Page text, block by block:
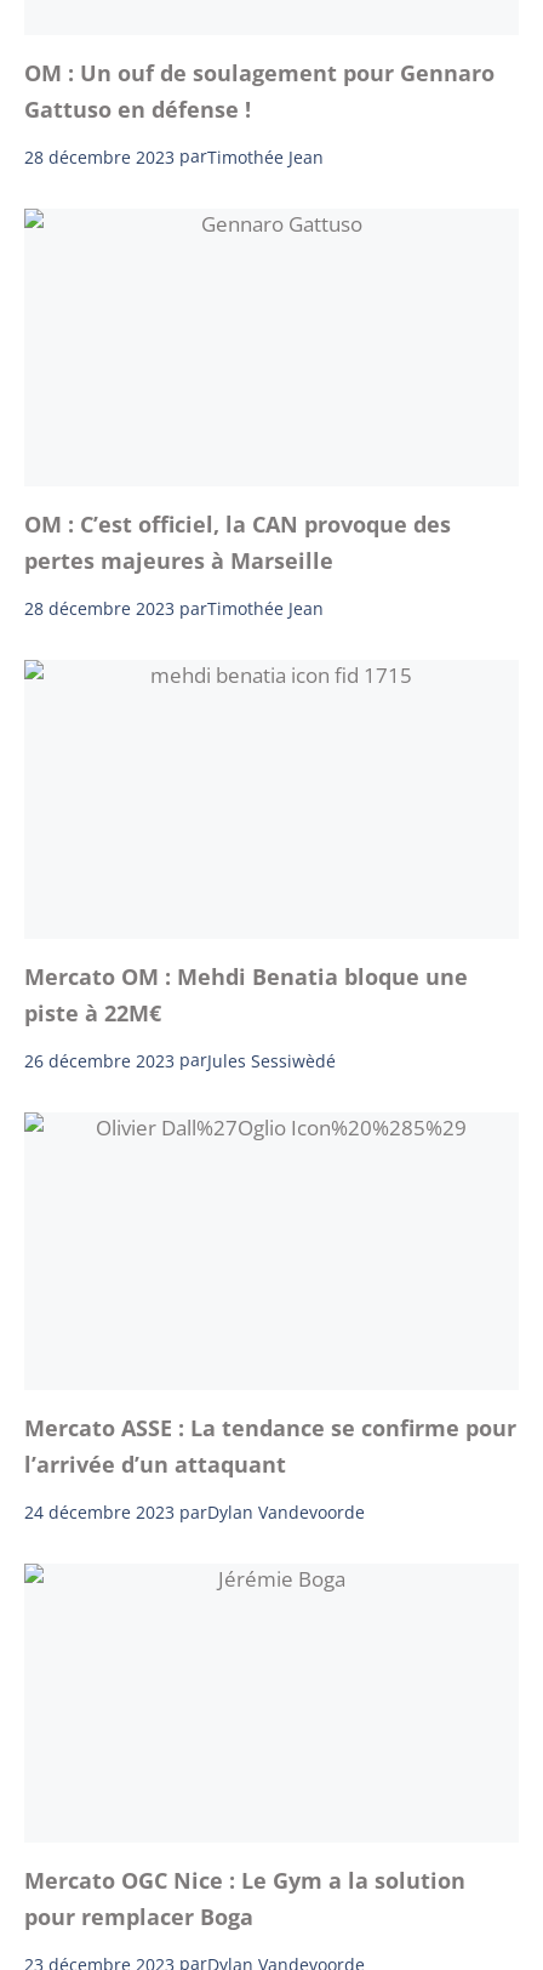
OM : Un ouf de soulagement pour Gennaro
Gattuso en défense !
28 décembre 2023 parTimothée Jean
OM : C’est officiel, la CAN provoque des
pertes majeures à Marseille
28 décembre 2023 parTimothée Jean
Mercato OM : Mehdi Benatia bloque une
piste à 22M€
26 décembre 2023 parJules Sessiwèdé
Mercato ASSE : La tendance se confirme pour
l’arrivée d’un attaquant
24 décembre 2023 parDylan Vandevoorde
Mercato OGC Nice : Le Gym a la solution
pour remplacer Boga
23 décembre 2023 parDylan Vandevoorde